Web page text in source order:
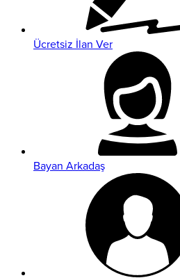
Ücretsiz İlan Ver
Bayan Arkadaş